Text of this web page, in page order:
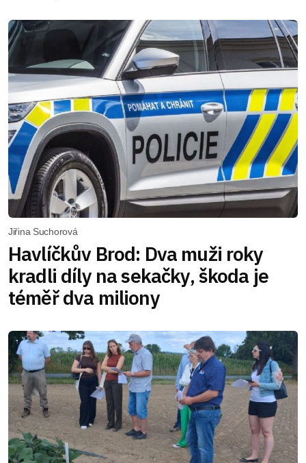
Jiřina Suchorová
Havlíčkův Brod: Dva muži roky
kradli díly na sekačky, škoda je
téměř dva miliony